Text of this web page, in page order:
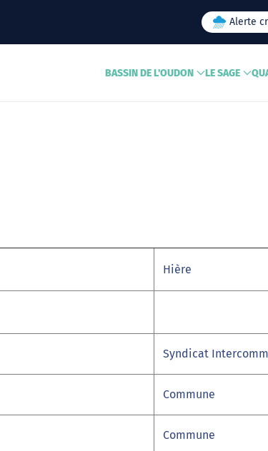
Alerte
BASSIN DE L'OUDON LE SAGE
Hière
Syndicat
Commune
Commune